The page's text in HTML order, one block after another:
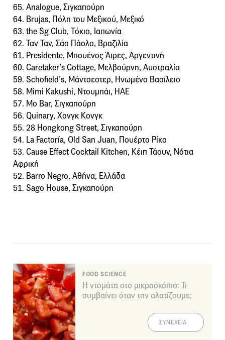
65. Analogue, Σιγκαπούρη
64. Brujas, Πόλη του Μεξικού, Μεξικό
63. the Sg Club, Τόκιο, Ιαπωνία
62. Ταν Ταν, Σάο Πάολο, Βραζιλία
61. Presidente, Μπουένος Άιρες, Αργεντινή
60. Caretaker’s Cottage, Μελβούρνη, Αυστραλία
59. Schofield’s, Μάντσεστερ, Ηνωμένο Βασίλειο
58. Mimi Kakushi, Ντουμπάι, ΗΑΕ
57. Mo Bar, Σιγκαπούρη
56. Quinary, Χονγκ Κονγκ
55. 28 Hongkong Street, Σιγκαπούρη
54. La Factoría, Old San Juan, Πουέρτο Ρίκο
53. Cause Effect Cocktail Kitchen, Κέιπ Τάουν, Νότια
Αφρική
52. Barro Negro, Αθήνα, Ελλάδα
51. Sago House, Σιγκαπούρη
FOOD SCIENCE
Η ντομάτα στο μικροσκόπιο: Τι
συμβαίνει όταν την αλατίζουμε;
ΣΥΝΕΧΕΙΑ